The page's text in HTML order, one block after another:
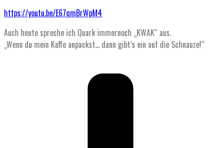
https://youtu.be/E67qmBrWpM4
Auch heute spreche ich Quark immernoch „KWAK“ aus.
„Wenn du mein Kaffe anpackst… dann gibt’s ein auf die Schnauze!“